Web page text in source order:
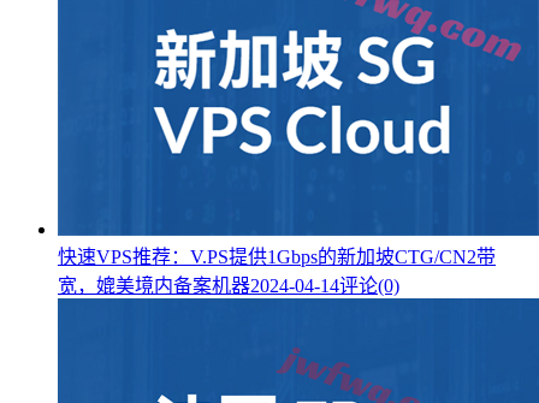
快速VPS推荐：V.PS提供1Gbps的新加坡CTG/CN2带
宽，媲美境内备案机器2024-04-14评论(0)